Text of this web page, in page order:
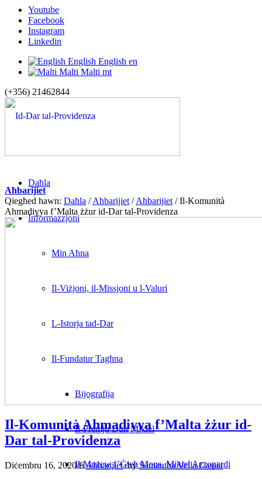
Youtube
Facebook
Instagram
Linkedin
English English en
Malti Malti mt
(+356) 21462844
Daħla
Informazzjoni
Min Aħna
Il-Viżjoni, il-Missjoni u l-Valuri
L-Istorja tad-Dar
Il-Fundatur Tagħna
Bijografija
Il-Premju Dun Mikiel
Il-Mużew f’Ġieħ Mons. Mikiel Azzopardi
Aħbarijiet
Qiegħed hawn: Daħla / Aħbarijiet / Aħbarijiet / Il-Komunità
Ahmadiyya f’Malta żżur id-Dar tal-Providenza
Il-Komunità Ahmadiyya f’Malta żżur id-
Dar tal-Providenza
Diċembru 16, 2020/fiAħbarijiet /bySamantha Vella Cassia